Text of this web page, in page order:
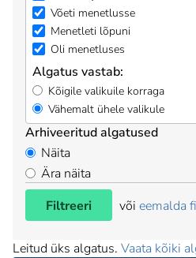
Võeti menetlusse
Menetleti lõpuni
Oli menetluses
Algatus vastab:
Kõigile valikuile korraga
Vähemalt ühele valikule
Arhiveeritud algatused
Näita
Ära näita
Filtreeri
või eemalda
Leitud üks algatus. Vaata kõiki